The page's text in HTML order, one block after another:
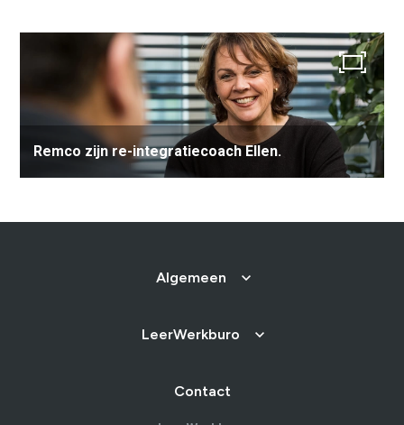
Laatste nieuws
Ons testcentrum
LeerWerkburo
Team
Locaties
Vacatures
Nieuws
Contact
Klanten aan het
woord
Remco zijn re-integratiecoach Ellen.
Algemeen
LeerWerkburo
Contact